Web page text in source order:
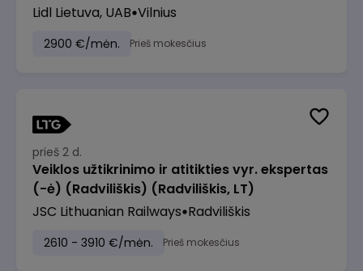
Lidl Lietuva, UAB Vilnius
2900 €/mėn. Prieš mokesčius
prieš 2 d.
Veiklos užtikrinimo ir atitikties vyr. ekspertas
(-ė) (Radviliškis) (Radviliškis, LT)
JSC Lithuanian Railways Radviliškis
2610 - 3910 €/mėn. Prieš mokesčius